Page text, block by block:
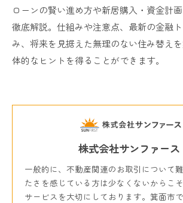
ローンの賢い進め方や新居購入・資金計
徹底解説。仕組みや注意点、最新の金融
み、将来を見据えた無理のない住み替え
体的なヒントを得ることができます。
株式会社サンファース
一般的に、不動産関連のお取引について
たさを感じている方は少なくないからこ
サービスを大切にしております。箕面市